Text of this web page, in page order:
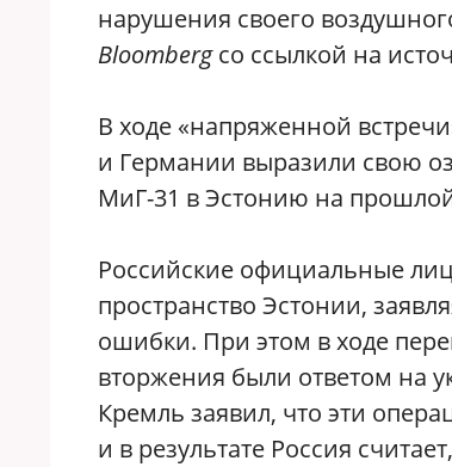
нарушения своего
Bloombergсо ссылкой на
В ходе «напряженной
и Германии выразили свою
МиГ-31 в Эстонию на
Российские официальные
пространство Эстонии,
ошибки. При этом в ходе
вторжения были ответом на
Кремль заявил, что эти
и в результате Россия